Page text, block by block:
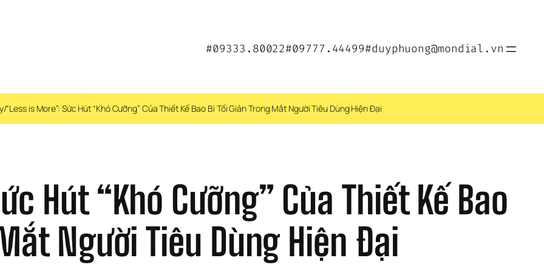
#09333.80022#09777.44499#duyphuong@mondial.vn
/“Less is More”: Sức Hút “Khó Cưỡng” Của Thiết Kế Bao Bì Tối Giản Trong Mắt Người Tiêu Dùng Hiện Đại
Hút “Khó Cưỡng” Của Thiết Kế Bao
Người Tiêu Dùng Hiện Đại